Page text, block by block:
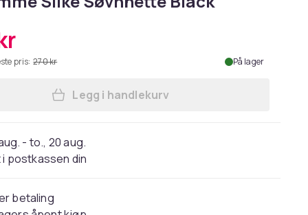
pris: 270 kr På lager
Legg 19 Momme Silke Søvnhette
Legg i handlekurv
- to., 20 aug.
postkassen din
betaling